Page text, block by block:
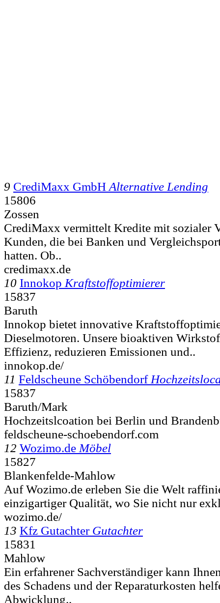
9 CrediMaxx GmbH Alternative Lending
15806
Zossen
CrediMaxx vermittelt Kredite mit sozialer
Kunden, die bei Banken und
hatten. Ob..
credimaxx.de
10 Innokop Kraftstoffoptimierer
15837
Baruth
Innokop bietet innovative
Dieselmotoren. Unsere bioaktiven
Effizienz, reduzieren Emissionen und..
innokop.de/
11 Feldscheune Schöbendorf
15837
Baruth/Mark
Hochzeitslcoation bei Berlin und
feldscheune-schoebendorf.com
12 Wozimo.de Möbel
15827
Blankenfelde-Mahlow
Auf Wozimo.de erleben Sie die Welt
einzigartiger Qualität, wo Sie nicht nur
wozimo.de/
13 Kfz Gutachter Gutachter
15831
Mahlow
Ein erfahrener Sachverständiger kann
des Schadens und der Reparaturkosten
Abwicklung..